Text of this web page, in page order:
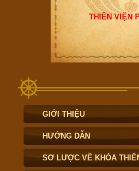
THIỀN VIỆN
GIỚI THIỆU
HƯỚNG DẪN
SƠ LƯỢC VỀ KHÓA